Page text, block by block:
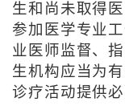
生和尚未取得
参加医学专业
业医师监督、
生机构应当为
诊疗活动提供必